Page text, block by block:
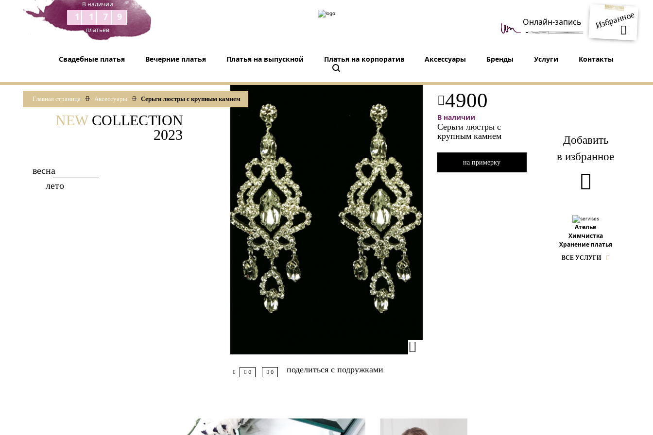
В наличии
1179
платьев Избранное
Онлайн-запись
Свадебные платья Вечерние платья Платья на выпускной Платья на корпоратив Аксессуары Бренды Услуги Контакты
Главная страница Аксессуары Серьги люстры с крупным камнем
NEWCOLLECTION
2023
весна
лето
0 0 поделиться с подружками
Добавить
в избранное
Ателье
Химчистка
Хранение платья
ВСЕ УСЛУГИ
4900
В наличии
Серьги люстры с
крупным камнем
на примерку